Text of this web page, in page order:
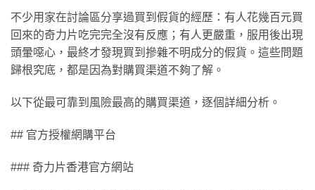
不少用家在討論區分享過買到假貨的經歷：有人花幾百元買
回來的奇力片吃完完全沒有反應；有人更嚴重，服用後出現
頭暈噁心，最終才發現買到摻雜不明成分的假貨。這些問題
歸根究底，都是因為對購買渠道不夠了解。
以下從最可靠到風險最高的購買渠道，逐個詳細分析。
## 官方授權網購平台
### 奇力片香港官方網站